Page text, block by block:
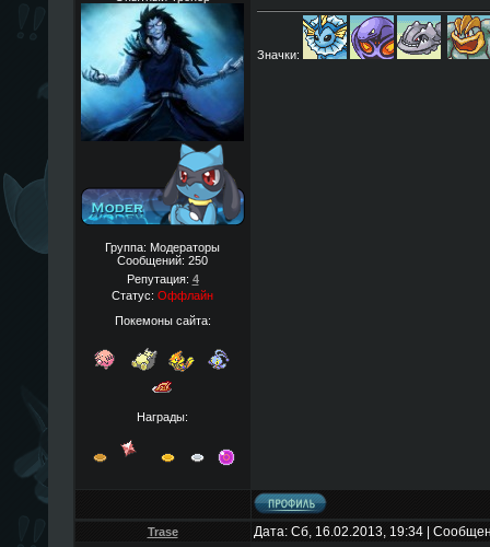
Группа: Модераторы
Сообщений: 250
Репутация: 4
Статус: Оффлайн
Покемоны сайта:
Награды:
Значки:
Trase Дата: Сб, 16.02.2013, 19:34 |